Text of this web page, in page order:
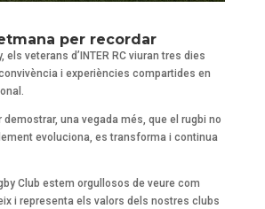
per recordar
els veterans d’INTER RC viuran tres dies
i experiències compartides en
demostrar, una vegada més, que el rugbi no
evoluciona, es transforma i continua
Club estem orgullosos de veure com
i representa els valors dels nostres clubs